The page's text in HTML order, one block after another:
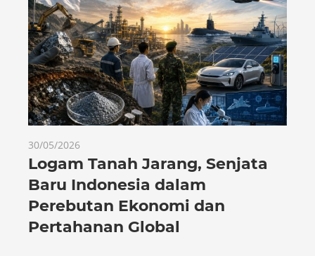
30/05/2026
Logam Tanah Jarang, Senjata
Baru Indonesia dalam
Perebutan Ekonomi dan
Pertahanan Global